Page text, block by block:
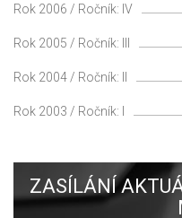
Rok 2006 / Ročník: IV
Rok 2005 / Ročník: III
Rok 2004 / Ročník: II
Rok 2003 / Ročník: I
ZASÍLÁNÍ